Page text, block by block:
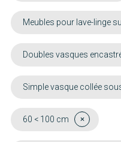
Meubles pour lave-linge
Doubles vasques
Simple vasque collée
60 < 100 cm